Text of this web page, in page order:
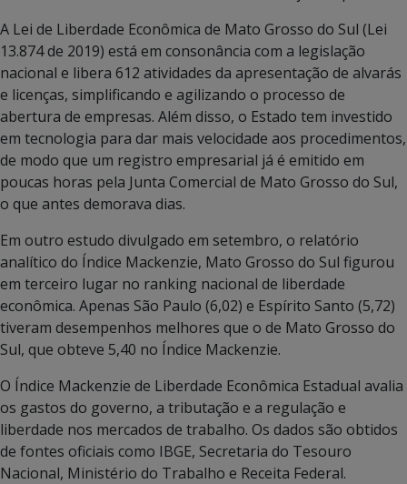
A Lei de Liberdade Econômica de Mato Grosso do Sul (Lei
13.874 de 2019) está em consonância com a legislação
nacional e libera 612 atividades da apresentação de alvarás
e licenças, simplificando e agilizando o processo de
abertura de empresas. Além disso, o Estado tem investido
em tecnologia para dar mais velocidade aos procedimentos,
de modo que um registro empresarial já é emitido em
poucas horas pela Junta Comercial de Mato Grosso do Sul,
o que antes demorava dias.
Em outro estudo divulgado em setembro, o relatório
analítico do Índice Mackenzie, Mato Grosso do Sul figurou
em terceiro lugar no ranking nacional de liberdade
econômica. Apenas São Paulo (6,02) e Espírito Santo (5,72)
tiveram desempenhos melhores que o de Mato Grosso do
Sul, que obteve 5,40 no Índice Mackenzie.
O Índice Mackenzie de Liberdade Econômica Estadual avalia
os gastos do governo, a tributação e a regulação e
liberdade nos mercados de trabalho. Os dados são obtidos
de fontes oficiais como IBGE, Secretaria do Tesouro
Nacional, Ministério do Trabalho e Receita Federal.